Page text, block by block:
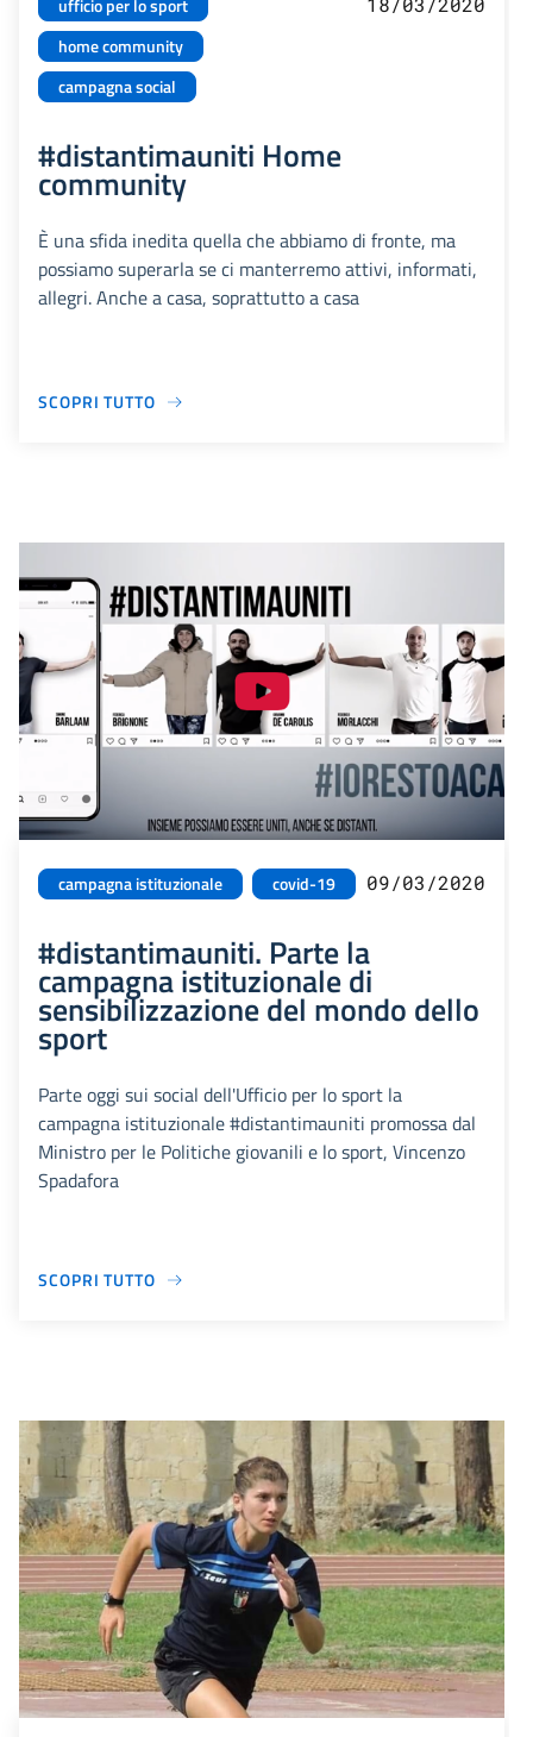
ufficio per lo sport
home community
campagna social
#distantimauniti Home
community
È una sfida inedita quella che abbiamo di fronte, ma
possiamo superarla se ci manterremo attivi, informati,
allegri. Anche a casa, soprattutto a casa
SCOPRI TUTTO
campagna istituzionale covid-19 09/03/2020
#distantimauniti. Parte la
campagna istituzionale di
sensibilizzazione del mondo dello
sport
Parte oggi sui social dell'Ufficio per lo sport la
campagna istituzionale #distantimauniti promossa dal
Ministro per le Politiche giovanili e lo sport, Vincenzo
Spadafora
SCOPRI TUTTO